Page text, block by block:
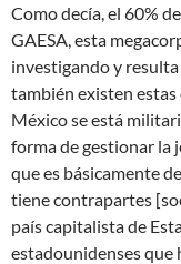
Como decía, el 60%
GAESA, esta
investigando y resulta
también existen estas
México se está
forma de gestionar la
que es básicamente
tiene contrapartes
país capitalista de
estadounidenses que